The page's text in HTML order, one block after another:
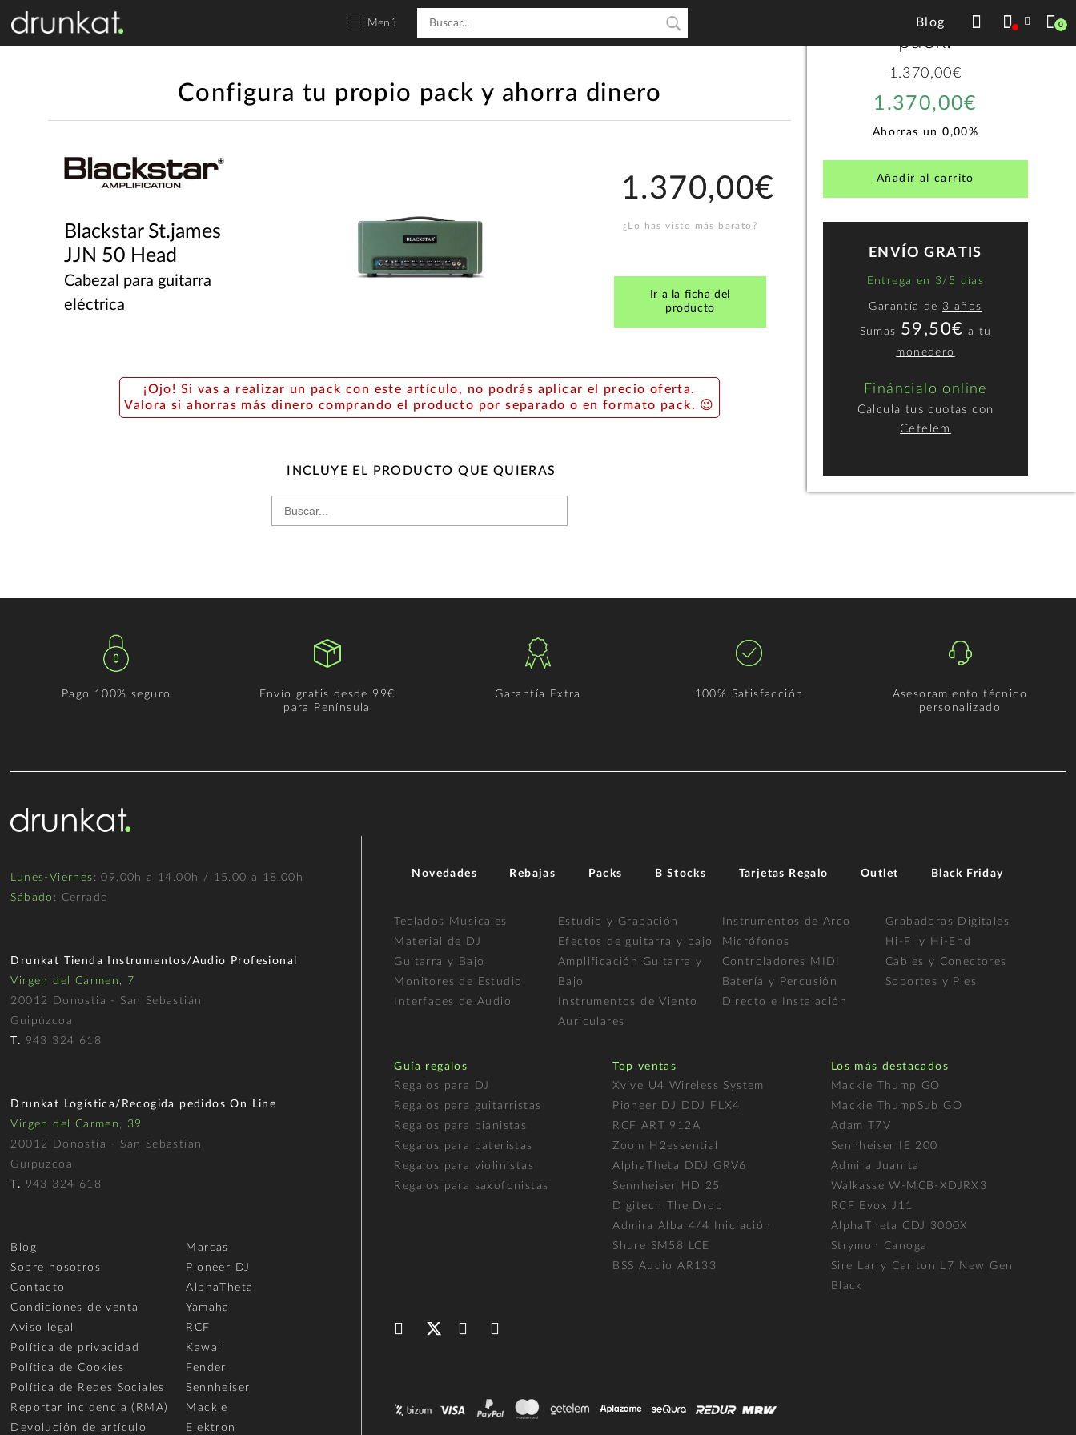
Menú Blog 0
Configura tu propio pack y ahorra dinero
Blackstar St.james
JJN 50 Head
Cabezal para guitarra
eléctrica
1.370,00€
¿Lo has visto más barato?
Ir a la ficha del
producto
¡Ojo! Si vas a realizar un pack con este artículo, no podrás aplicar el precio oferta.
Valora si ahorras más dinero comprando el producto por separado o en formato pack. 😉
INCLUYE EL PRODUCTO QUE QUIERAS
Precio total del
pack:
1.370,00€
1.370,00€
Ahorras un0,00%
Añadir al carrito
ENVÍO GRATIS
Entrega en 3/5 días
Garantía de 3 años
Sumas 59,50€ a tu
monedero
Fináncialo online
Calcula tus cuotas con
Cetelem
Pago 100% seguro
Envío gratis desde 99€
para Península
Garantía Extra 100% Satisfacción
Asesoramiento técnico
personalizado
Lunes-Viernes : 09.00h a 14.00h / 15.00 a 18.00h
Sábado : Cerrado
Drunkat Tienda Instrumentos/Audio Profesional
Virgen del Carmen, 7
20012 Donostia - San Sebastián
Guipúzcoa
T. 943 324 618
Drunkat Logística/Recogida pedidos On Line
Virgen del Carmen, 39
20012 Donostia - San Sebastián
Guipúzcoa
T. 943 324 618
Blog
Sobre nosotros
Contacto
Condiciones de venta
Aviso legal
Política de privacidad
Política de Cookies
Política de Redes Sociales
Reportar incidencia (RMA)
Devolución de artículo
Marcas
Pioneer DJ
AlphaTheta
Yamaha
RCF
Kawai
Fender
Sennheiser
Mackie
Elektron
Novedades Rebajas Packs B Stocks Tarjetas Regalo Outlet Black Friday
Teclados Musicales
Material de DJ
Guitarra y Bajo
Monitores de Estudio
Interfaces de Audio
Estudio y Grabación
Efectos de guitarra y bajo
Amplificación Guitarra y
Bajo
Instrumentos de Viento
Auriculares
Instrumentos de Arco
Micrófonos
Controladores MIDI
Batería y Percusión
Directo e Instalación
Grabadoras Digitales
Hi-Fi y Hi-End
Cables y Conectores
Soportes y Pies
Guía regalos
Regalos para DJ
Regalos para guitarristas
Regalos para pianistas
Regalos para bateristas
Regalos para violinistas
Regalos para saxofonistas
Top ventas
Xvive U4 Wireless System
Pioneer DJ DDJ FLX4
RCF ART 912A
Zoom H2essential
AlphaTheta DDJ GRV6
Sennheiser HD 25
Digitech The Drop
Admira Alba 4/4 Iniciación
Shure SM58 LCE
BSS Audio AR133
Los más destacados
Mackie Thump GO
Mackie ThumpSub GO
Adam T7V
Sennheiser IE 200
Admira Juanita
Walkasse W-MCB-XDJRX3
RCF Evox J11
AlphaTheta CDJ 3000X
Strymon Canoga
Sire Larry Carlton L7 New Gen
Black